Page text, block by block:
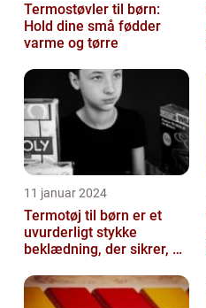
Termostøvler til børn:
Hold dine små fødder
varme og tørre
11 januar 2024
Termotøj til børn er et
uvurderligt stykke
beklædning, der sikrer, at
sjæle ...